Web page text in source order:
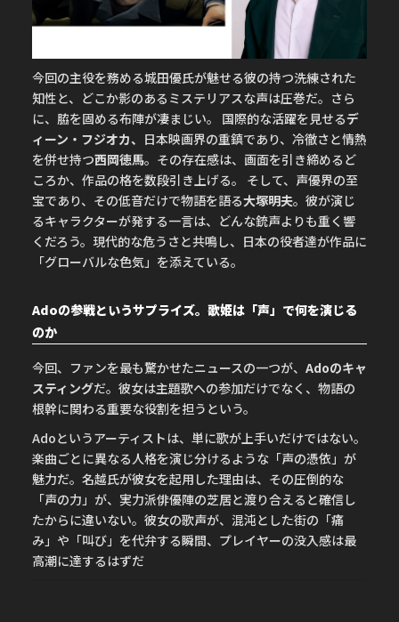
今回の主役を務める城田優氏が魅せる彼の持つ洗練された
知性と、どこか影のあるミステリアスな声は圧巻だ。さら
に、脇を固める布陣が凄まじい。 国際的な活躍を見せるデ
ィーン・フジオカ、 日本映画界の重鎮であり、冷徹さと情熱
を併せ持つ西岡徳馬。その存在感は、画面を引き締めるど
ころか、作品の格を数段引き上げる。 そして、声優界の至
宝であり、その低音だけで物語を語る大塚明夫。彼が演じ
るキャラクターが発する一言は、どんな銃声よりも重く響
くだろう。現代的な危うさと共鳴し、日本の役者達が作品に
「グローバルな色気」を添えている。
Adoの参戦というサプライズ。歌姫は「声」で何を演じる
のか
今回、ファンを最も驚かせたニュースの一つが、 Adoのキャ
スティングだ。彼女は主題歌への参加だけでなく、物語の
根幹に関わる重要な役割を担うという。
Adoというアーティストは、単に歌が上手いだけではない。
楽曲ごとに異なる人格を演じ分けるような「声の憑依」が
魅力だ。名越氏が彼女を起用した理由は、その圧倒的な
「声の力」が、実力派俳優陣の芝居と渡り合えると確信し
たからに違いない。彼女の歌声が、混沌とした街の「痛
み」や「叫び」を代弁する瞬間、プレイヤーの没入感は最
高潮に達するはずだ